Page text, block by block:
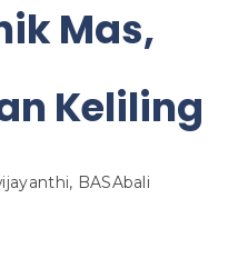
Mas,
Keliling
BASAbali